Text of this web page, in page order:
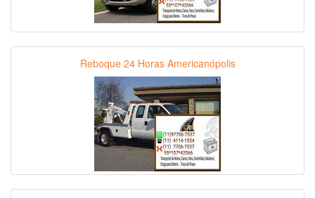
Reboque 24 Horas Americanópolis